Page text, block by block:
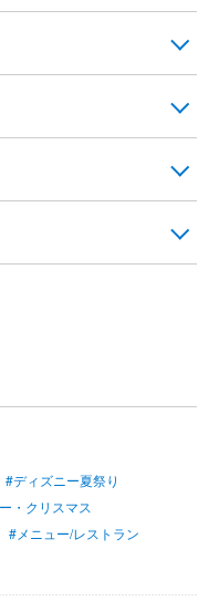
#ディズニー夏祭り
・クリスマス
#メニュー/レストラン